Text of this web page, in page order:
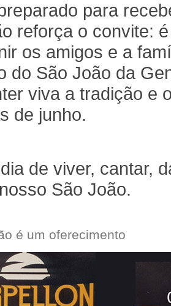
para
reforça o convite:
os amigos e a
do São João da
viva a tradição e
de junho.
de viver, cantar,
São João.
é um oferecimento